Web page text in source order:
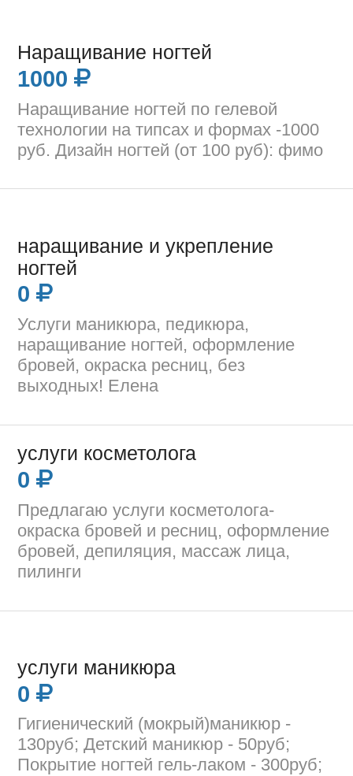
Наращивание ногтей
1000
Наращивание ногтей по гелевой
технологии на типсах и формах -1000
руб. Дизайн ногтей (от 100 руб): фимо
наращивание и укрепление
ногтей
0
Услуги маникюра, педикюра,
наращивание ногтей, оформление
бровей, окраска ресниц, без
выходных! Елена
услуги косметолога
0
Предлагаю услуги косметолога-
окраска бровей и ресниц, оформление
бровей, депиляция, массаж лица,
пилинги
услуги маникюра
0
Гигиенический (мокрый)маникюр -
130руб; Детский маникюр - 50руб;
Покрытие ногтей гель-лаком - 300руб;